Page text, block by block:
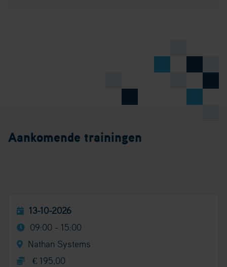
Aankomende trainingen
13-10-2026
09:00 - 15:00
Nathan Systems
€ 195,00